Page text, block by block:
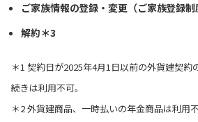
ご家族情報の登録・変更（ご家族登録制
解約＊3
＊1 契約日が2025年4月1日以前の外貨建契
続きは利用不可。
＊2 外貨建商品、一時払いの年金商品は利用不